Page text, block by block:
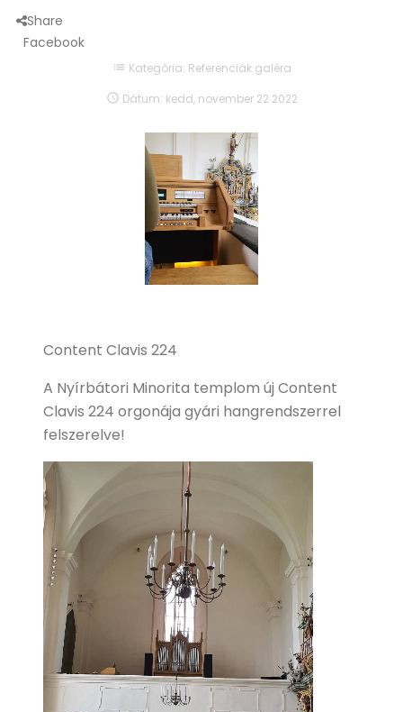
Share
Facebook
list Kategória: Referenciák galéra
 Dátum: kedd, november 22 2022
Content Clavis 224
A Nyírbátori Minorita templom új Content
Clavis 224 orgonája gyári hangrendszerrel
felszerelve!